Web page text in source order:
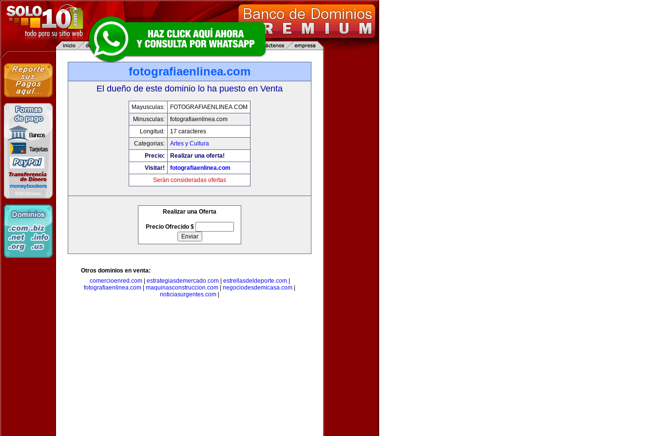
fotografiaenlinea.com
El dueño de este dominio lo ha puesto en Venta
Mayusculas:
FOTOGRAFIAENLINEA.COM
Minusculas:
fotografiaenlinea.com
Longitud:
17 caracteres
Categorias:
Artes y Cultura
Precio:
Realizar una oferta!
Visitar!
fotografiaenlinea.com
Serán consideradas ofertas
Realizar una Oferta
Precio Ofrecido $
Otros dominios en venta:
comercioenred.com| estrategiasdemercado.com| estrellasdeldeporte.com|
fotografiaenlinea.com
maquinasconstruccion.com negociodesdemicasa.com
noticiasurgentes.com